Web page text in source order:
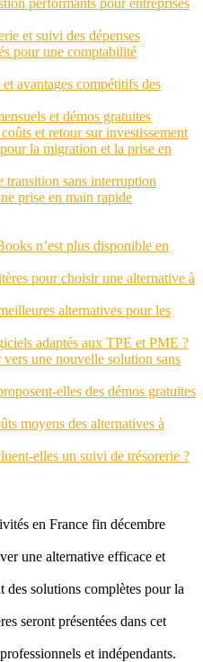
et suivi des dépenses
pour une comptabilité
avantages compétitifs des
et démos gratuites
et retour sur investissement
la migration et la prise en
transition sans interruption
prise en main rapide
n’est plus disponible en
pour choisir une alternative à
alternatives pour les
adaptés aux TPE et PME ?
une nouvelle solution sans
elles des démos gratuites
moyens des alternatives à
elles un suivi de trésorerie ?
en France fin décembre
une alternative efficace et
solutions complètes pour la
seront présentées dans cet
et indépendants.